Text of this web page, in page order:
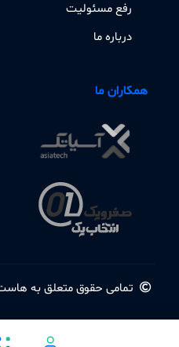
رفع مسئولیت
درباره ما
همکاران ما
تمامی حقوق متعلق به